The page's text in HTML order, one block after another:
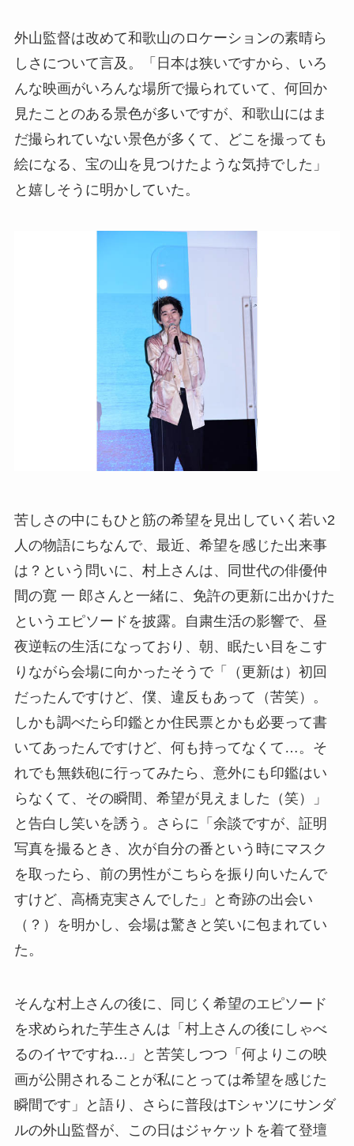
外山監督は改めて和歌山のロケーションの素晴ら
しさについて言及。「日本は狭いですから、いろ
んな映画がいろんな場所で撮られていて、何回か
見たことのある景色が多いですが、和歌山にはま
だ撮られていない景色が多くて、どこを撮っても
絵になる、宝の山を見つけたような気持でした」
と嬉しそうに明かしていた。
苦しさの中にもひと筋の希望を見出していく若い2
人の物語にちなんで、最近、希望を感じた出来事
は？という問いに、村上さんは、同世代の俳優仲
間の寛 一 郎さんと一緒に、免許の更新に出かけた
というエピソードを披露。自粛生活の影響で、昼
夜逆転の生活になっており、朝、眠たい目をこす
りながら会場に向かったそうで「（更新は）初回
だったんですけど、僕、違反もあって（苦笑）。
しかも調べたら印鑑とか住民票とかも必要って書
いてあったんですけど、何も持ってなくて…。そ
れでも無鉄砲に行ってみたら、意外にも印鑑はい
らなくて、その瞬間、希望が見えました（笑）」
と告白し笑いを誘う。さらに「余談ですが、証明
写真を撮るとき、次が自分の番という時にマスク
を取ったら、前の男性がこちらを振り向いたんで
すけど、高橋克実さんでした」と奇跡の出会い
（？）を明かし、会場は驚きと笑いに包まれてい
た。
そんな村上さんの後に、同じく希望のエピソード
を求められた芋生さんは「村上さんの後にしゃべ
るのイヤですね…」と苦笑しつつ「何よりこの映
画が公開されることが私にとっては希望を感じた
瞬間です」と語り、さらに普段はTシャツにサンダ
ルの外山監督が、この日はジャケットを着て登壇